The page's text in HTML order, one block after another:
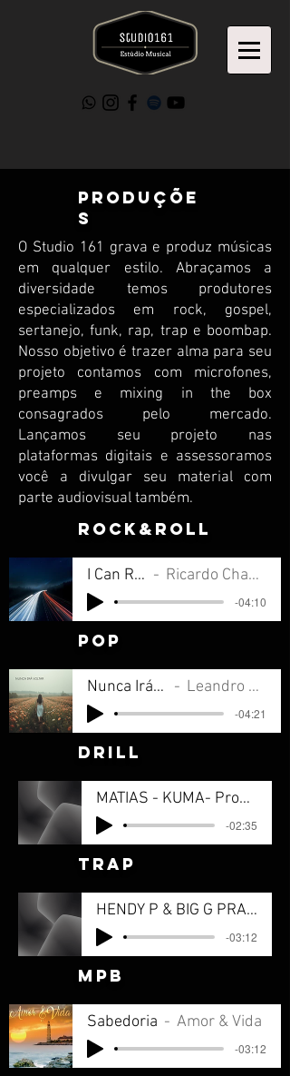
produçõe
s
O Studio 161 grava e produz músicas
em qualquer estilo. Abraçamos a
diversidade temos produtores
especializados em rock, gospel,
sertanejo, funk, rap, trap e boombap.
Nosso objetivo é trazer alma para seu
projeto contamos com microfones,
preamps e mixing in the box
consagrados pelo mercado.
Lançamos seu projeto nas
plataformas digitais e assessoramos
você a divulgar seu material com
parte audiovisual também.
rock&roll
I Can Run Ricardo Chaalan
-04:10
pop
Nunca Irá Voltar Leandro de Lima
-04:21
drill
MATIAS - KUMA- Prod SUBURBANO (online-audio-converter.com)
-02:35
trap
HENDY P & BIG G PRA ENTRETER - Prod Suburbano (online-audio-converter.com)
-03:12
mpB
Sabedoria Amor & Vida
-03:12